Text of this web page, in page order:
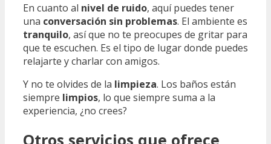
En cuanto al nivel de ruido, aquí puedes tener
una conversación sin problemas. El ambiente es
tranquilo, así que no te preocupes de gritar para
que te escuchen. Es el tipo de lugar donde puedes
relajarte y charlar con amigos.
Y no te olvides de la limpieza. Los baños están
siempre limpios, lo que siempre suma a la
experiencia, ¿no crees?